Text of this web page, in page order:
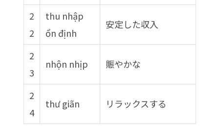
2
2
thu nhập
ổn định
安定した収入
2
3
nhộn nhịp 賑やかな
2
4
thư giãn リラックスする